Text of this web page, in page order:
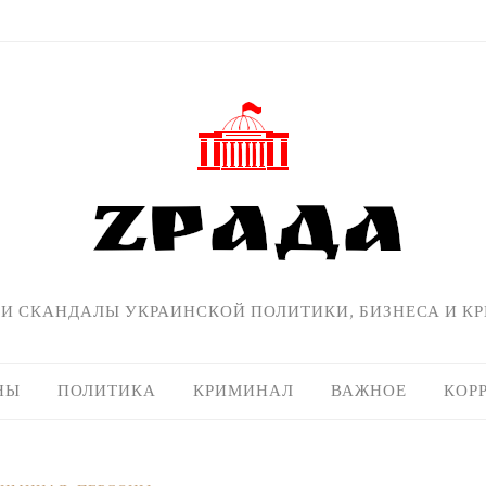
СКАНДАЛЫ УКРАИНСКОЙ ПОЛИТИКИ, БИЗНЕСА И
ПОЛИТИКА КРИМИНАЛ ВАЖНОЕ